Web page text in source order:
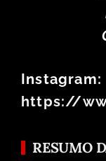
Instagram:
https://
RESUMO